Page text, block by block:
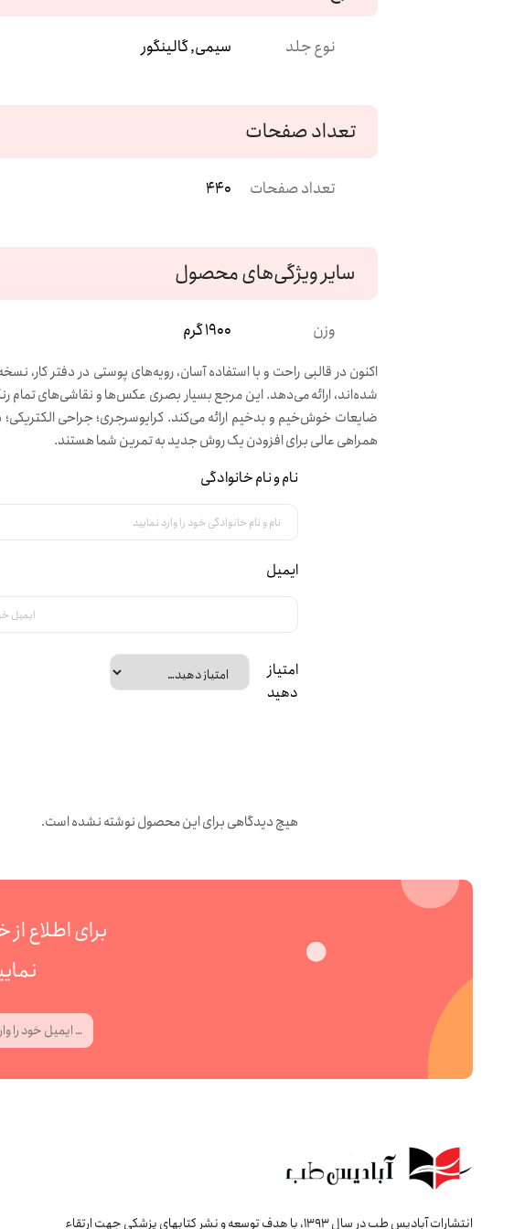
نوع جلد سیمی, گالینگور
تعداد صفحات
تعداد صفحات 440
سایر ویژگی‌های محصول
وزن 1900 گرم
اکنون در قالبی راحت و با استفاده آسان، رویه‌های پوستی در دفتر
شده‌اند، ارائه می‌دهد. این مرجع بسیار بصری عکس‌ها و نقاشی‌های تمام
ضایعات خوش‌خیم و بدخیم ارائه می‌کند. کرایوسرجری؛ جراحی
همراهی عالی برای افزودن یک روش جدید به تمرین شما هستند.
نام و نام خانوادگی
ایمیل
امتیاز
دهید
هیچ دیدگاهی برای این محصول نوشته نشده است.
برای اطلاع
انتشارات آبادیس طب در سال 1393، با هدف توسعه و نشر کتابهای پزشکی جهت ارتقاء